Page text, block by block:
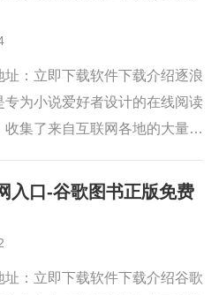
址：立即下载软件下载介绍逐浪
专为小说爱好者设计的在线阅读
收集了来自互联网各地的大量流
，包括都市、玄幻、悬疑、游戏
入口-谷歌图书正版免费
址：立即下载软件下载介绍谷歌